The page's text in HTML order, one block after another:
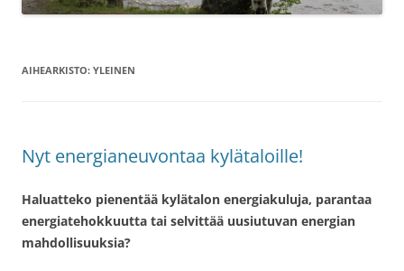
AIHEARKISTO: YLEINEN
Nyt energianeuvontaa kylätaloille!
Haluatteko pienentää kylätalon energiakuluja, parantaa
energiatehokkuutta tai selvittää uusiutuvan energian
mahdollisuuksia?